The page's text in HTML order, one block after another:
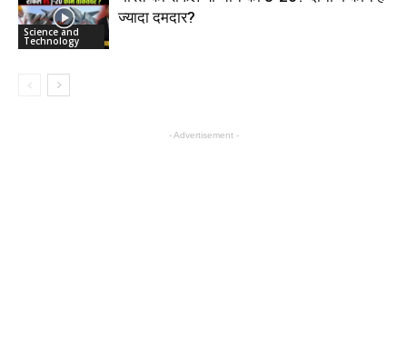
Science and
Technology
ज्यादा दमदार?
- Advertisement -